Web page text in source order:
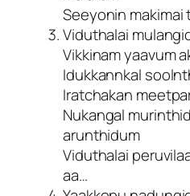
Seeyonin
Viduthalai
Vikkinam yaavum
Idukkannkal
Iratchakan
Nukangal
arunthidum
Viduthalai
aa…